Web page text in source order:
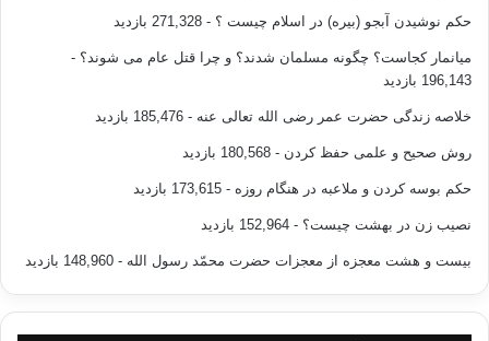
حکم نوشیدن آبجو (بیره) در اسلام چیست ؟ - 271,328 بازدید
میانمار کجاست؟ چگونه مسلمان شدند؟ و چرا قتل عام می شوند؟ -
196,143 بازدید
خلاصه زندگی حضرت عمر رضی الله تعالی عنه - 185,476 بازدید
روش صحیح و علمی حفظ کردن - 180,568 بازدید
حکم بوسه کردن و ملاعبه در هنگام روزه - 173,615 بازدید
نصیب زن در بهشت چیست؟ - 152,964 بازدید
بیست و هشت معجزه از معجزات حضرت محمّد رسول الله - 148,960 بازدید